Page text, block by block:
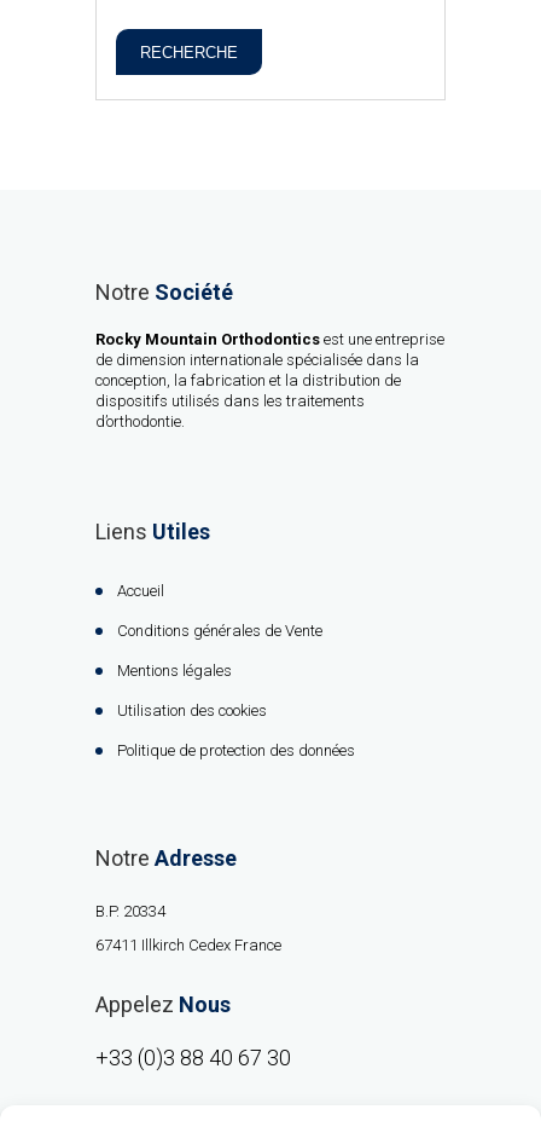
RECHERCHE
Notre Société
Rocky Mountain Orthodontics est une entreprise
de dimension internationale spécialisée dans la
conception, la fabrication et la distribution de
dispositifs utilisés dans les traitements
d’orthodontie.
Liens Utiles
Accueil
Conditions générales de Vente
Mentions légales
Utilisation des cookies
Politique de protection des données
Notre Adresse
B.P. 20334
67411 Illkirch Cedex France
Appelez Nous
+33 (0)3 88 40 67 30